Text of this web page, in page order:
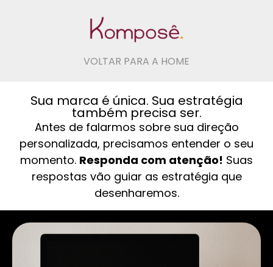
VOLTAR PARA A HOME
Sua marca é única. Sua estratégia
também precisa ser.
Antes de falarmos sobre sua direção
personalizada, precisamos entender o seu
momento. Responda com atenção! Suas
respostas vão guiar as estratégia que
desenharemos.